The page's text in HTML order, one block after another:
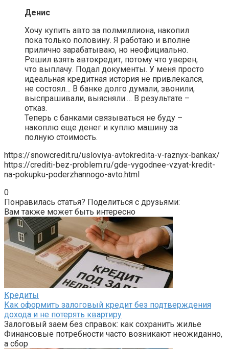
Денис
Хочу купить авто за полмиллиона, накопил
пока только половину. Я работаю и вполне
прилично зарабатываю, но неофициально.
Решил взять автокредит, потому что уверен,
что выплачу. Подал документы. У меня просто
идеальная кредитная история не привлекался,
не состоял… В банке долго думали, звонили,
выспрашивали, выясняли.… В результате –
отказ.
Теперь с банками связываться не буду –
накоплю еще денег и куплю машину за
полную стоимость.
https://snowcredit.ru/usloviya-avtokredita-v-raznyx-bankax/
https://crediti-bez-problem.ru/gde-vygodnee-vzyat-kredit-
na-pokupku-poderzhannogo-avto.html
0
Понравилась статья? Поделиться с друзьями:
Вам также может быть интересно
Кредиты
Как оформить залоговый кредит без подтверждения
дохода и не потерять квартиру
Залоговый заем без справок: как сохранить жилье
Финансовые потребности часто возникают неожиданно,
а сбор